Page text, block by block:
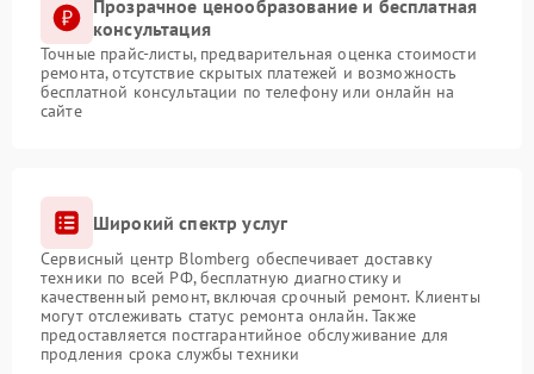
Прозрачное ценообразование и бесплатная
консультация
Точные прайс-листы, предварительная оценка стоимости
ремонта, отсутствие скрытых платежей и возможность
бесплатной консультации по телефону или онлайн на
сайте
Широкий спектр услуг
Сервисный центр Blomberg обеспечивает доставку
техники по всей РФ, бесплатную диагностику и
качественный ремонт, включая срочный ремонт. Клиенты
могут отслеживать статус ремонта онлайн. Также
предоставляется постгарантийное обслуживание для
продления срока службы техники